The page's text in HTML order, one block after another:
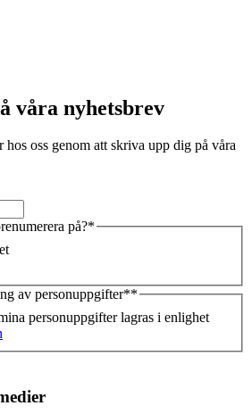
våra nyhetsbrev
hos oss genom att skriva upp dig på våra
på?*
av personuppgifter**
personuppgifter lagras i enlighet